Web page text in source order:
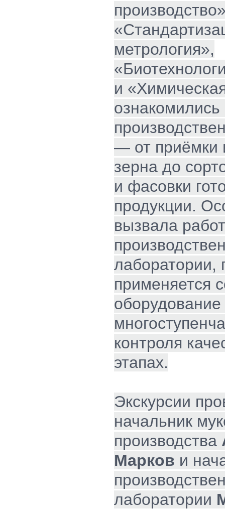
метрология»,
и
— от приёмки
зерна до
и фасовки
продукции.
вызвала
лаборатории,
применяется
контроля
этапах.
Экскурсии
начальник
производства
Марков и
лаборатории